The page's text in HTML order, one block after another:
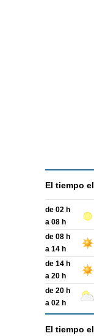
El tiempo el
de 02 h
a 08 h
de 08 h
a 14 h
de 14 h
a 20 h
de 20 h
a 02 h
El tiempo el